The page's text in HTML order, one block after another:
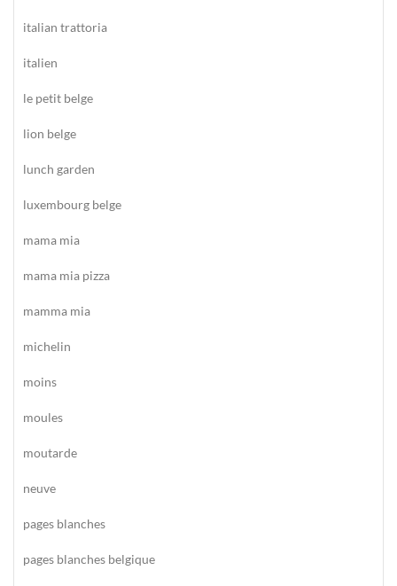
italian trattoria
italien
le petit belge
lion belge
lunch garden
luxembourg belge
mama mia
mama mia pizza
mamma mia
michelin
moins
moules
moutarde
neuve
pages blanches
pages blanches belgique